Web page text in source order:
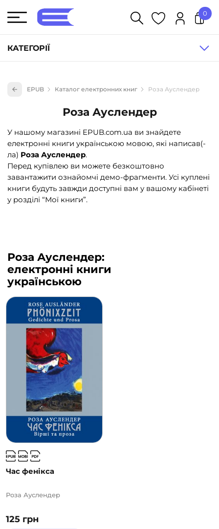
КАТЕГОРІЇ
Книги для дітей (836)
Книги для підлітків (240)
Науково-популярна література (1015)
Навчальна література та посібники (527)
Енциклопедії, довідники, словники (55)
Подарункові сертифікати (1)
0
EPUB Каталог електронних книг Роза Ауслендер
Роза Ауслендер
У нашому магазині EPUB.com.ua ви знайдете
електронні книги українською мовою, які написав(-
ла) Роза Ауслендер.
Перед купівлею ви можете безкоштовно
завантажити ознайомчі демо-фрагменти. Усі куплені
книги будуть завжди доступні вам у вашому кабінеті
у розділі “Мої книги”.
Роза Ауслендер:
електронні книги
українською
Час фенікса
125 грн
Роза Ауслендер